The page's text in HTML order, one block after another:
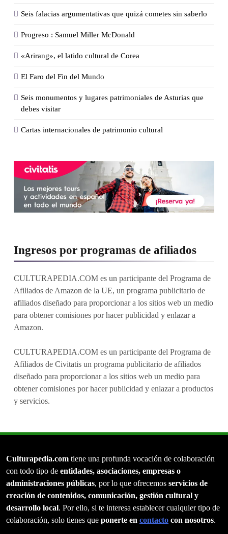
Seis falacias argumentativas que quizá cometes sin saberlo
Progreso : Samuel Miller McDonald
«Arirang», el latido cultural de Corea
El Faro del Fin del Mundo
Seis monumentos y lugares patrimoniales de Asturias que
debes visitar
Cartas internacionales de patrimonio cultural
Ingresos por programas de afiliados
CULTURAPEDIA.COM es un participante del Programa de
Afiliados de Amazon de la UE, un programa publicitario de
afiliados diseñado para proporcionar a los sitios web un medio
para obtener comisiones por hacer publicidad y enlazar a
Amazon.
CULTURAPEDIA.COM es un participante del Programa de
Afiliados de Civitatis un programa publicitario de afiliados
diseñado para proporcionar a los sitios web un medio para
obtener comisiones por hacer publicidad y enlazar a productos
y servicios.
Culturapedia.com tiene una profunda vocación de colaboración
con todo tipo de entidades, asociaciones, empresas o
administraciones públicas, por lo que ofrecemos servicios de
creación de contenidos, comunicación, gestión cultural y
desarrollo local. Por ello, si te interesa establecer cualquier tipo de
colaboración, solo tienes que ponerte en contacto con nosotros.